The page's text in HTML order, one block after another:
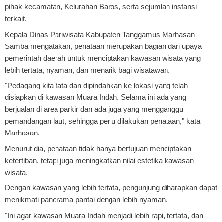
pihak kecamatan, Kelurahan Baros, serta sejumlah instansi
terkait.
Kepala Dinas Pariwisata Kabupaten Tanggamus Marhasan
Samba mengatakan, penataan merupakan bagian dari upaya
pemerintah daerah untuk menciptakan kawasan wisata yang
lebih tertata, nyaman, dan menarik bagi wisatawan.
"Pedagang kita tata dan dipindahkan ke lokasi yang telah
disiapkan di kawasan Muara Indah. Selama ini ada yang
berjualan di area parkir dan ada juga yang mengganggu
pemandangan laut, sehingga perlu dilakukan penataan," kata
Marhasan.
Menurut dia, penataan tidak hanya bertujuan menciptakan
ketertiban, tetapi juga meningkatkan nilai estetika kawasan
wisata.
Dengan kawasan yang lebih tertata, pengunjung diharapkan dapat
menikmati panorama pantai dengan lebih nyaman.
"Ini agar kawasan Muara Indah menjadi lebih rapi, tertata, dan